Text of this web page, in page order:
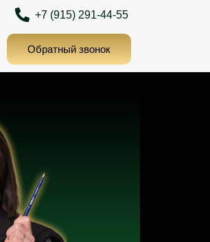
+7 (915) 291-44-55
Обратный звонок